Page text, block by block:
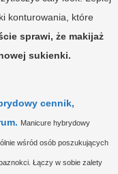
konturowania, które
sprawi, że makijaż
sukienki.
cennik,
Manicure hybrydowy
wśród osób poszukujących
Łączy w sobie zalety